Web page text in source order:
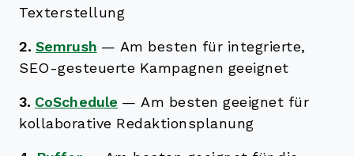
Texterstellung
2. Semrush — Am besten für integrierte,
SEO-gesteuerte Kampagnen geeignet
3. CoSchedule — Am besten geeignet für
kollaborative Redaktionsplanung